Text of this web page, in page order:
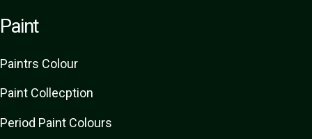
Paint
Paintrs Colour
Paint Collecption
Period Paint Colours